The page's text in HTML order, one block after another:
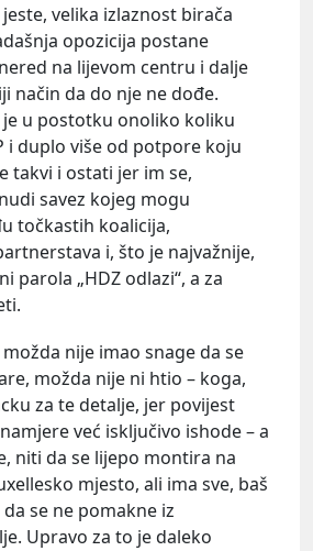
velika izlaznost birača
opozicija postane
na lijevom centru i dalje
način da do nje ne dođe.
u postotku onoliko koliku
i duplo više od potpore koju
takvi i ostati jer im se,
savez kojeg mogu
točkastih koalicija,
i, što je najvažnije,
parola „HDZ odlazi“, a za
nije imao snage da se
možda nije ni htio – koga,
za te detalje, jer povijest
već isključivo ishode – a
niti da se lijepo montira na
mjesto, ali ima sve, baš
se ne pomakne iz
Upravo za to je daleko